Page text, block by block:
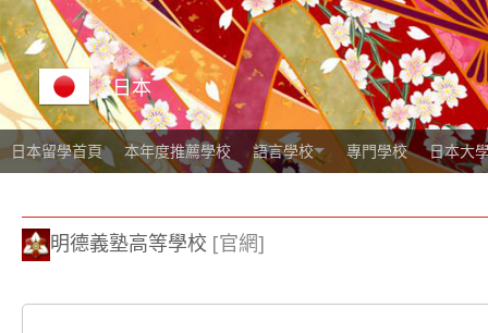
日本
日本留學首頁 本年度推薦學校 語言學校 專門學校 日本大
明德義塾高等學校 [官網]